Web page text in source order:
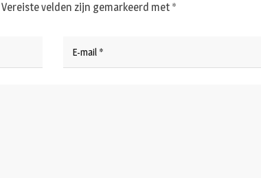
Vereiste velden zijn gemarkeerd met *